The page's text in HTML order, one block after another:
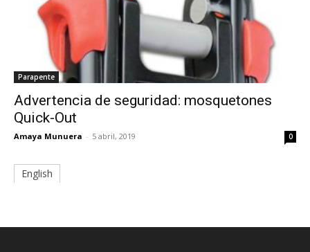
Parapente
Advertencia de seguridad: mosquetones
Quick-Out
Amaya Munuera - 5 abril, 2019 0
English